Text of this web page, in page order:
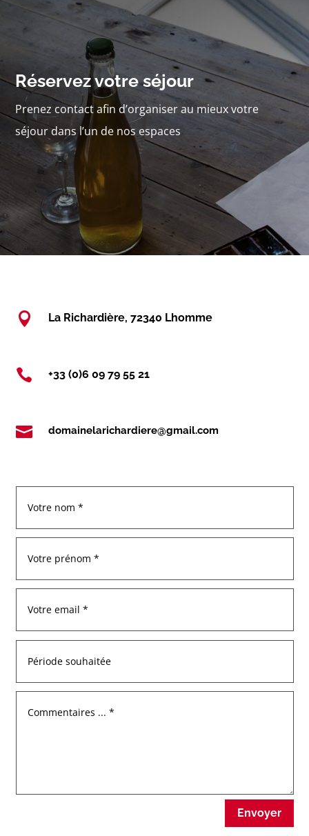
Réservez votre séjour
Prenez contact afin d’organiser au mieux votre
séjour dans l’un de nos espaces
 La Richardière, 72340 Lhomme
 +33 (0)6 09 79 55 21
 domainelarichardiere@gmail.com
Envoyer